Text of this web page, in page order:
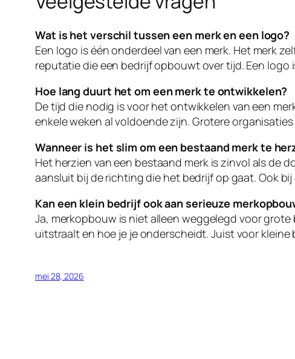
Wat is het verschil tussen een merk en een logo?
Een logo is één onderdeel van een merk. Het merk
reputatie die een bedrijf opbouwt over tijd. Een
Hoe lang duurt het om een merk te ontwikkelen?
De tijd die nodig is voor het ontwikkelen van een
enkele weken al voldoende zijn. Grotere
Wanneer is het slim om een bestaand merk te
Het herzien van een bestaand merk is zinvol als de
aansluit bij de richting die het bedrijf op gaat. Ook
Kan een klein bedrijf ook aan serieuze
Ja, merkopbouw is niet alleen weggelegd voor
uitstraalt en hoe je je onderscheidt. Juist voor
mei 28, 2026